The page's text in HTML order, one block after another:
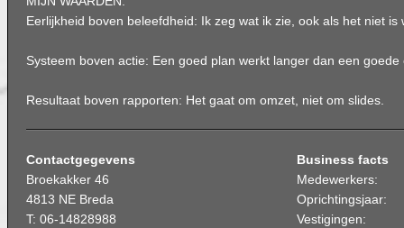
Eerlijkheid boven beleefdheid: Ik zeg wat ik zie, ook als het niet is
Systeem boven actie: Een goed plan werkt langer dan een goede
Resultaat boven rapporten: Het gaat om omzet, niet om slides.
Contactgegevens
Broekakker 46
4813 NE Breda
T: 06-14828988
Business facts
Medewerkers:
Oprichtingsjaar:
Vestigingen: